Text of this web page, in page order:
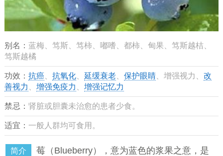
别名： 蓝梅、笃斯、笃柿、嘟嗜、都柿、甸果、笃斯越桔、
笃斯越橘
功效： 抗癌、 抗氧化、 延缓衰老、 保护眼睛、增强视力、 改
善视力
增强免疫力 增强记忆力
禁忌： 肾脏或胆囊未治愈的患者少食。
适宜： 一般人群均可食用。
简介
莓（Blueberry），意为蓝色的浆果之意，是